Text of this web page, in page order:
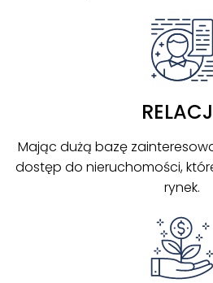
Mając dużą bazę
dostęp do nieruchomości,
rynek.